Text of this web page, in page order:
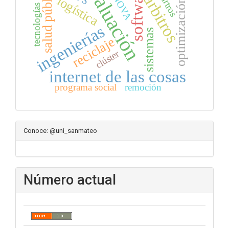
evaluación
ingenierías
softwareárbitros
internet de las cosas
sistemas
reciclaje optimización
logística
salud pública
remoción
tecnologías
clúster
programa social
Conoce: @uni_sanmateo
Número actual